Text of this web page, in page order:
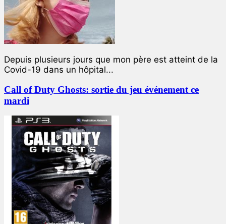
Depuis plusieurs jours que mon père est atteint de la
Covid-19 dans un hôpital...
Call of Duty Ghosts: sortie du jeu événement ce
mardi